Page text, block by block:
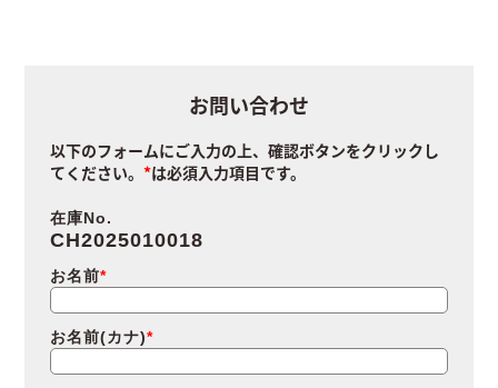
お問い合わせ
以下のフォームにご入力の上、確認ボタンをクリックし
てください。
は必須入力項目です。
在庫No.
CH2025010018
お名前
お名前(カナ)